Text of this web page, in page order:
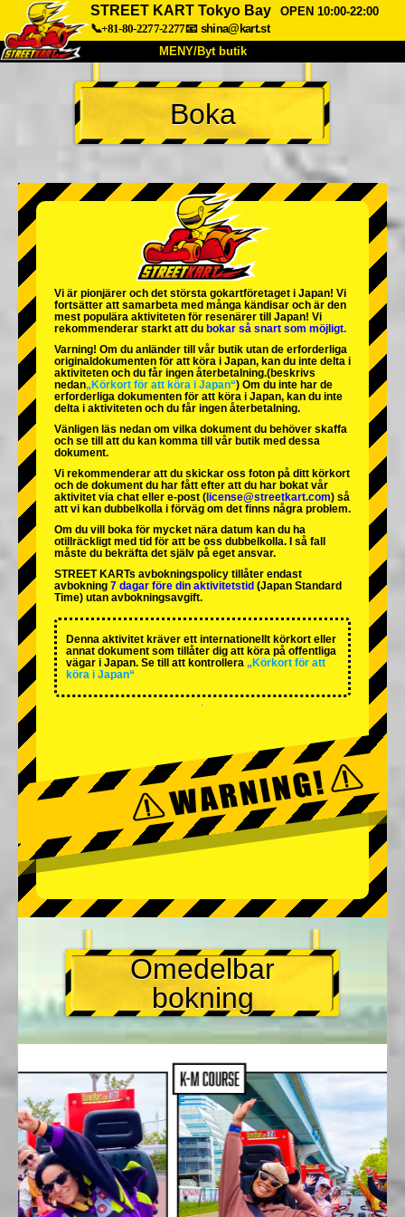
STREET KART Tokyo Bay
OPEN 10:00-22:00
📞+81-80-2277-2277📧 shina@kart.st
MENY/Byt butik
HEM
Om oss Specifikationer Pris
Företag Boka
Byt butik
Tokyo Shinagawa Tokyo Akihabara#1
Tokyo Akihabara#2
Tokyo Shibuya Annex Tokyo Bay
Tokyo Asakusa Osaka
Okinawa
Boka
Vi är pionjärer och det största gokartföretaget i Japan! Vi
fortsätter att samarbeta med många kändisar och är den
mest populära aktiviteten för resenärer till Japan! Vi
rekommenderar starkt att du bokar så snart som möjligt.
Varning! Om du anländer till vår butik utan de erforderliga
originaldokumenten för att köra i Japan, kan du inte delta i
aktiviteten och du får ingen återbetalning.(beskrivs
nedan„Körkort för att köra i Japan“) Om du inte har de
erforderliga dokumenten för att köra i Japan, kan du inte
delta i aktiviteten och du får ingen återbetalning.
Vänligen läs nedan om vilka dokument du behöver skaffa
och se till att du kan komma till vår butik med dessa
dokument.
Vi rekommenderar att du skickar oss foton på ditt körkort
och de dokument du har fått efter att du har bokat vår
aktivitet via chat eller e-post ( license@streetkart.com) så
att vi kan dubbelkolla i förväg om det finns några problem.
Om du vill boka för mycket nära datum kan du ha
otillräckligt med tid för att be oss dubbelkolla. I så fall
måste du bekräfta det själv på eget ansvar.
STREET KARTs avbokningspolicy tillåter endast
avbokning 7 dagar före din aktivitetstid (Japan Standard
Time) utan avbokningsavgift.
Denna aktivitet kräver ett internationellt körkort eller
annat dokument som tillåter dig att köra på offentliga
vägar i Japan. Se till att kontrollera „Körkort för att
köra i Japan“
Omedelbar
bokning